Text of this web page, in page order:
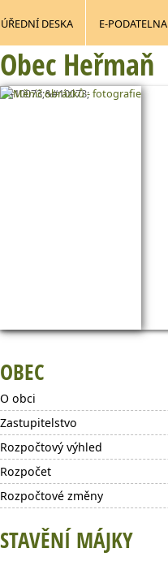
ÚŘEDNÍ DESKA E-PODATELNA
Obec Heřmaň
&#10073;&#10073;
OBEC
O obci
Zastupitelstvo
Rozpočtový výhled
Rozpočet
Rozpočtové změny
STAVĚNÍ MÁJKY